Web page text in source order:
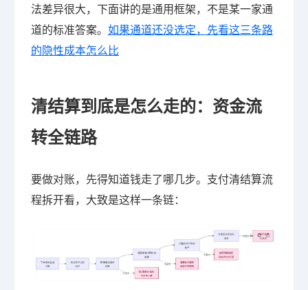
法差异很大，下面讲的是通用框架，不是某一家通
道的标准答案。 如果通道还没选定，先看这三条路
的隐性成本怎么比
清结算到底是怎么走的：资金流
转全链路
要做对账，先得知道钱走了哪几步。支付清结算流
程拆开看，大致是这样一条链：